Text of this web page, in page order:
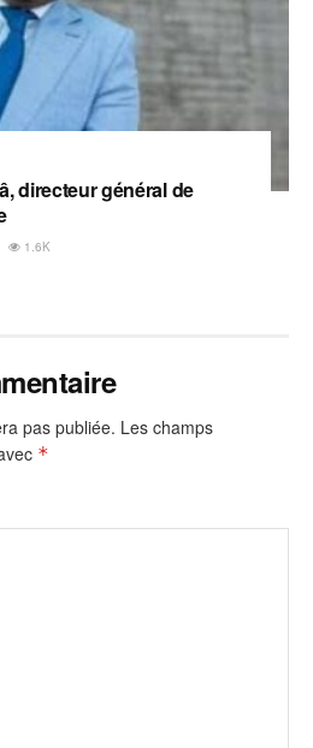
directeur général de
1.6K
pas publiée. Les champs
*